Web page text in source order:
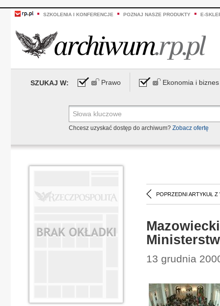
SZKOLENIA I KONFERENCJE POZNAJ NASZE PRODUKTY E-
SZUKAJ W: Prawo Ekonomia i biznes
Chcesz uzyskać dostęp do archiwum? Zobacz ofertę
POPRZEDNI ARTYKUŁ Z
13 grudnia